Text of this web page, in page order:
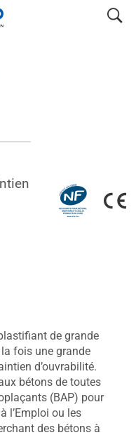
search
de grande
fois une grande
d’ouvrabilité.
bétons de toutes
(BAP) pour
l’Emploi ou les
des bétons à